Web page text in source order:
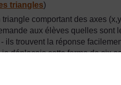
triangles)
comportant des axes
aux élèves quelles sont
ils trouvent la réponse
déplaçais cette forme de six
(x,y) ? » Lorsqu’ils répondent
espaces vers le bas ? » Mme